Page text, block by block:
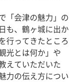
「会津の魅力」の
も、鶴ヶ城に出か
行ってきたところ
光とは何か」や
えていただいた
力の伝え方につい